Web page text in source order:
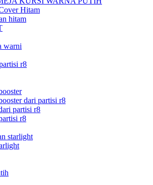
Hitam
hitam
warni
r8
dari partisi r8
partisi r8
r8
starlight